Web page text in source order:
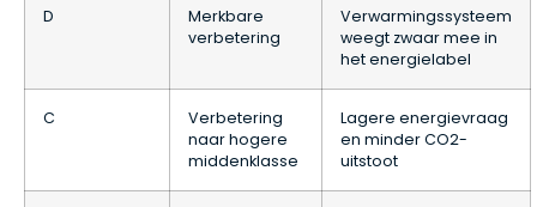
D
Merkbare
verbetering
Verwarmingssysteem
weegt zwaar mee in
het energielabel
C
Verbetering
naar hogere
middenklasse
Lagere energievraag
en minder CO2-
uitstoot